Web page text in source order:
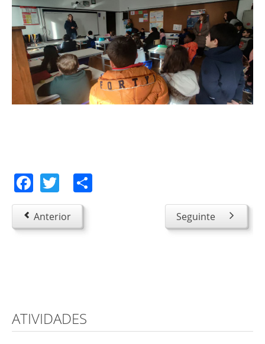
Refeitórios
SPO
Contactos
Facebook
Twitter
Anterior Seguinte
ATIVIDADES